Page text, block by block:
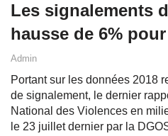
Les signalements
hausse de 6% pour
Admin
Portant sur les données 2018
de signalement, le dernier
National des Violences en
le 23 juillet dernier par la